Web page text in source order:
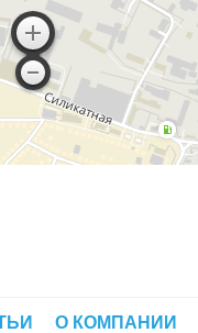
О КОМПАНИИ